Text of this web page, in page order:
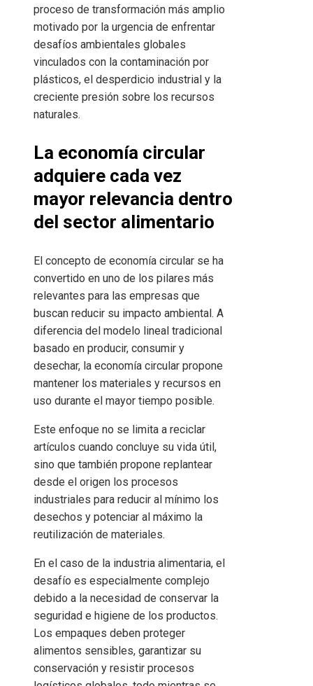
proceso de transformación más amplio
motivado por la urgencia de enfrentar
desafíos ambientales globales
vinculados con la contaminación por
plásticos, el desperdicio industrial y la
creciente presión sobre los recursos
naturales.
La economía circular
adquiere cada vez
mayor relevancia dentro
del sector alimentario
El concepto de economía circular se ha
convertido en uno de los pilares más
relevantes para las empresas que
buscan reducir su impacto ambiental. A
diferencia del modelo lineal tradicional
basado en producir, consumir y
desechar, la economía circular propone
mantener los materiales y recursos en
uso durante el mayor tiempo posible.
Este enfoque no se limita a reciclar
artículos cuando concluye su vida útil,
sino que también propone replantear
desde el origen los procesos
industriales para reducir al mínimo los
desechos y potenciar al máximo la
reutilización de materiales.
En el caso de la industria alimentaria, el
desafío es especialmente complejo
debido a la necesidad de conservar la
seguridad e higiene de los productos.
Los empaques deben proteger
alimentos sensibles, garantizar su
conservación y resistir procesos